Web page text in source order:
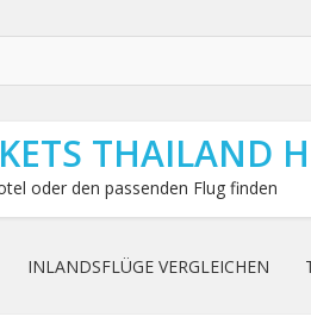
THAILAND
oder den passenden Flug finden
INLANDSFLÜGE VERGLEICHEN